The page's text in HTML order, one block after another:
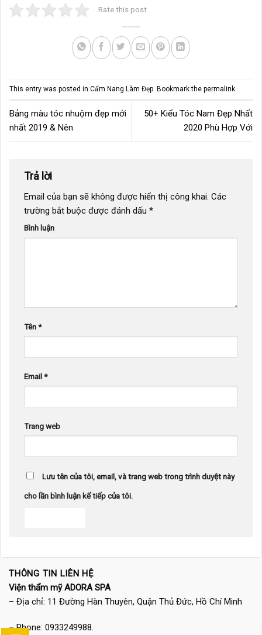
Rate this post
This entry was posted in Cẩm Nang Làm Đẹp . Bookmark the permalink
Bảng màu tóc nhuộm đẹp mới
nhất 2019 & Nên
50+ Kiểu Tóc Nam Đẹp Nhất
2020 Phù Hợp Với
Trả lời
Email của bạn sẽ không được hiển thị công khai. Các
trường bắt buộc được đánh dấu *
Bình luận
Tên*
Email*
Trang web
Lưu tên của tôi, email, và trang web trong trình duyệt này
cho lần bình luận kế tiếp của tôi.
THÔNG TIN LIÊN HỆ
Viện thẩm mỹ ADORA SPA
– Địa chỉ: 11 Đường Hàn Thuyên, Quận Thủ Đức, Hồ Chí Minh
– Phone: 0933249988.